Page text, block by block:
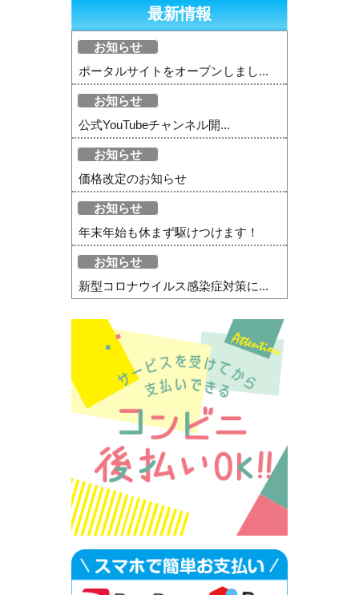
最新情報
お知らせ
ポータルサイトをオープンしまし...
お知らせ
公式YouTubeチャンネル開...
お知らせ
価格改定のお知らせ
お知らせ
年末年始も休まず駆けつけます！
お知らせ
新型コロナウイルス感染症対策に...